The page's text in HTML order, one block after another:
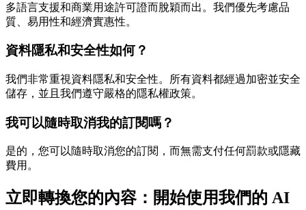
多語言支援和商業用途許可證而脫穎而出。我們優先考慮品
質、易用性和經濟實惠性。
資料隱私和安全性如何？
我們非常重視資料隱私和安全性。所有資料都經過加密並安全
儲存，並且我們遵守嚴格的隱私權政策。
我可以隨時取消我的訂閱嗎？
是的，您可以隨時取消您的訂閱，而無需支付任何罰款或隱藏
費用。
立即轉換您的內容：開始使用我們的 AI